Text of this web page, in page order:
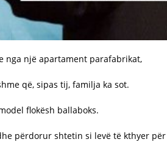
nga një apartament parafabrikat,
që, sipas tij, familja ka sot.
flokësh ballaboks.
përdorur shtetin si levë të kthyer për